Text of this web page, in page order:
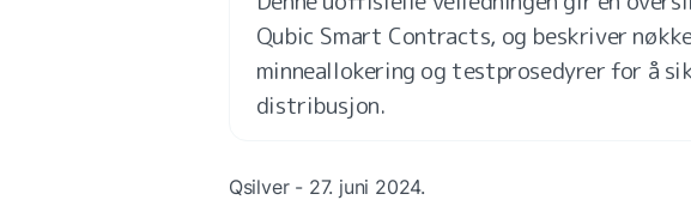
Qubic Smart Contracts, og beskriver
minneallokering og testprosedyrer for å
distribusjon.
Qsilver - 27. juni 2024.